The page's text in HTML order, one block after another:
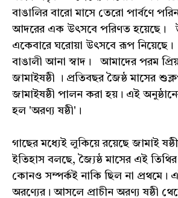
বাঙালির বারো মাসে তেরো পার্বণে
আদরের এক উৎসবে পরিণত হয়েছে।
একেবারে ঘরোয়া উৎসবে রূপ
বাঙালী আনা স্বাদ। আমাদের পরম
জামাইষষ্ঠী । প্রতিবছর জৈষ্ঠ মাসের
জামাইষষ্ঠী পালন করা হয়। এই
হল 'অরণ্য ষষ্ঠী'।
গাছের মধ্যেই লুকিয়ে রয়েছে জামাই
ইতিহাস বলছে, জ্যৈষ্ঠ মাসের এই
কোনও সম্পর্কই নাকি ছিল না প্রথমে।
অরণ্যের। আসলে প্রাচীন অরণ্য ষষ্ঠী